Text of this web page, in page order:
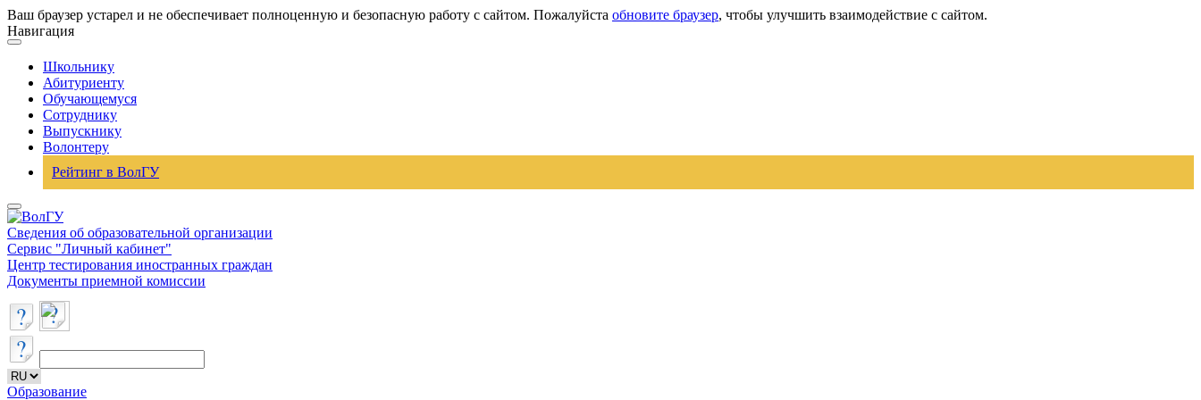
Ваш браузер устарел и не обеспечивает полноценную и безопасную работу с сайтом. Пожалуйста обновите браузер, чтобы улучшить взаимодействие с сайтом.
Навигация
Школьнику
Абитуриенту
Обучающемуся
Сотруднику
Выпускнику
Волонтеру
Рейтинг в ВолГУ
Сведения об образовательной организации
Сервис "Личный кабинет"
Центр тестирования иностранных граждан
Документы приемной комиссии
Образование